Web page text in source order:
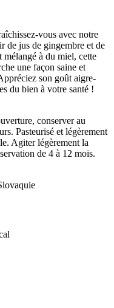
vous avec notre
de jus de gingembre et de
à du miel, cette
une façon saine et
son goût aigre-
du bien à votre santé !
conserver au
Pasteurisé et légèrement
Agiter légèrement la
de 4 à 12 mois.